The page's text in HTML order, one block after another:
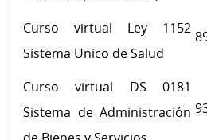
Curso virtual Ley 1152
Sistema Unico de Salud
Curso virtual DS 0181
Sistema de Administración